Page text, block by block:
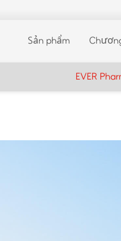
Sản phẩm
EVER